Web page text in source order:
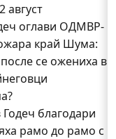
август
оглави ОДМВР-
първите
Шума (СНИМКИ)
благодари
рамо до рамо с
край Шума:
се ожениха в
благодари
рамо до рамо с